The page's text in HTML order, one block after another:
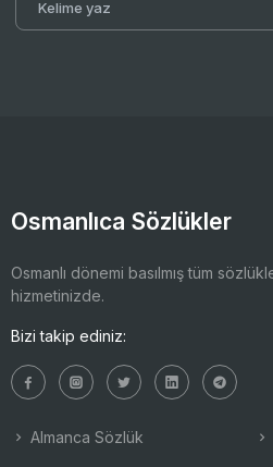
Osmanlıca Sözlükler
Osmanlı dönemi basılmış tüm
hizmetinizde.
Bizi takip ediniz:
Almanca Sözlük